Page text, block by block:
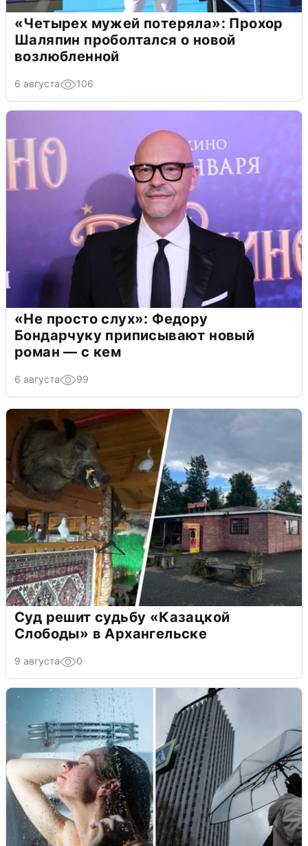
«Четырех мужей потеряла»: Прохор
Шаляпин проболтался о новой
возлюбленной
6 августа 106
«Не просто слух»: Федору
Бондарчуку приписывают новый
роман — с кем
6 августа 99
Суд решит судьбу «Казацкой
Слободы» в Архангельске
9 августа 0